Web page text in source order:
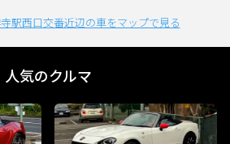
駅西口交番近辺の車をマップで見る
人気のクルマ